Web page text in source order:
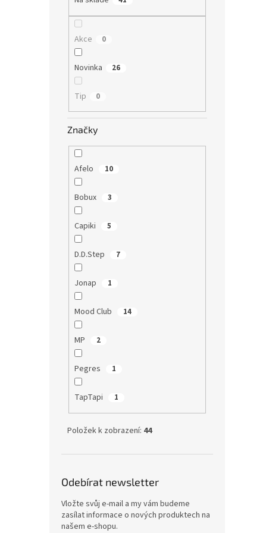
Akce 0
Novinka 26
Tip 0
Značky
Afelo 10
Bobux 3
Capiki 5
D.D.Step 7
Jonap 1
Mood Club 14
MP 2
Pegres 1
TapTapi 1
Položek k zobrazení: 44
Odebírat newsletter
Vložte svůj e-mail a my vám budeme
zasílat informace o nových produktech na
našem e-shopu.